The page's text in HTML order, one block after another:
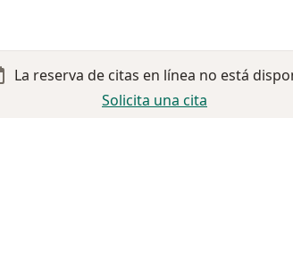
La reserva de citas en línea no está
Solicita una cita